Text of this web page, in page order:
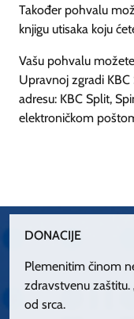
Također pohvalu
knjigu utisaka koju
Vašu pohvalu
Upravnoj zgradi
adresu: KBC Split,
elektroničkom
DONACIJE
Plemenitim činom
zdravstvenu
od srca.